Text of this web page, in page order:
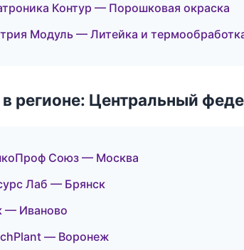
Контур — Порошковая окраска
Модуль — Литейка и
регионе: Центральный
Союз — Москва
Лаб — Брянск
— Иваново
— Воронеж